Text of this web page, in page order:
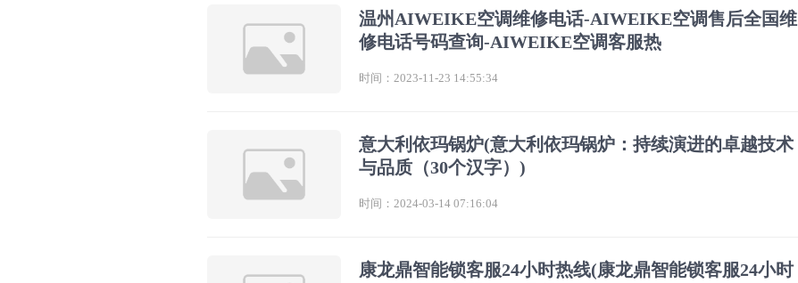
温州AIWEIKE空调维修电话-AIWEIKE空调售后全国维
修电话号码查询-AIWEIKE空调客服热
时间：2023-11-23 14:55:34
意大利依玛锅炉(意大利依玛锅炉：持续演进的卓越技术
与品质（30个汉字）)
时间：2024-03-14 07:16:04
康龙鼎智能锁客服24小时热线(康龙鼎智能锁客服24小时